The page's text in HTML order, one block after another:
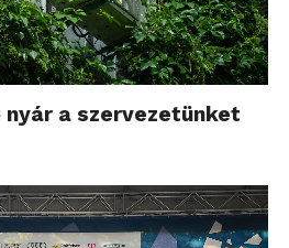
a szervezetünket